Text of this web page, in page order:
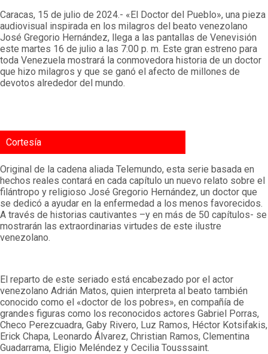
Caracas, 15 de julio de 2024.- «El Doctor del Pueblo», una pieza
audiovisual inspirada en los milagros del beato venezolano
José Gregorio Hernández, llega a las pantallas de Venevisión
este martes 16 de julio a las 7:00 p. m. Este gran estreno para
toda Venezuela mostrará la conmovedora historia de un doctor
que hizo milagros y que se ganó el afecto de millones de
devotos alrededor del mundo.
Cortesía
Original de la cadena aliada Telemundo, esta serie basada en
hechos reales contará en cada capítulo un nuevo relato sobre el
filántropo y religioso José Gregorio Hernández, un doctor que
se dedicó a ayudar en la enfermedad a los menos favorecidos.
A través de historias cautivantes –y en más de 50 capítulos- se
mostrarán las extraordinarias virtudes de este ilustre
venezolano.
El reparto de este seriado está encabezado por el actor
venezolano Adrián Matos, quien interpreta al beato también
conocido como el «doctor de los pobres», en compañía de
grandes figuras como los reconocidos actores Gabriel Porras,
Checo Perezcuadra, Gaby Rivero, Luz Ramos, Héctor Kotsifakis,
Erick Chapa, Leonardo Álvarez, Christian Ramos, Clementina
Guadarrama, Eligio Meléndez y Cecilia Tousssaint.